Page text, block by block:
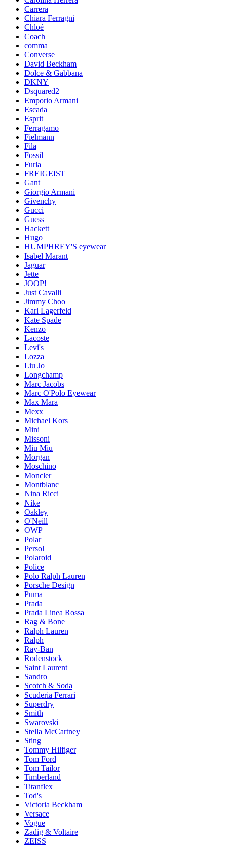
Carrera
Chiara Ferragni
Chloé
Coach
comma
Converse
David Beckham
Dolce & Gabbana
DKNY
Dsquared2
Emporio Armani
Escada
Esprit
Ferragamo
Fielmann
Fila
Fossil
Furla
FREIGEIST
Gant
Giorgio Armani
Givenchy
Gucci
Guess
Hackett
Hugo
HUMPHREY'S eyewear
Isabel Marant
Jaguar
Jette
JOOP!
Just Cavalli
Jimmy Choo
Karl Lagerfeld
Kate Spade
Kenzo
Lacoste
Levi's
Lozza
Liu Jo
Longchamp
Marc Jacobs
Marc O'Polo Eyewear
Max Mara
Mexx
Michael Kors
Mini
Missoni
Miu Miu
Morgan
Moschino
Moncler
Montblanc
Nina Ricci
Nike
Oakley
O'Neill
OWP
Polar
Persol
Polaroid
Police
Polo Ralph Lauren
Porsche Design
Puma
Prada
Prada Linea Rossa
Rag & Bone
Ralph Lauren
Ralph
Ray-Ban
Rodenstock
Saint Laurent
Sandro
Scotch & Soda
Scuderia Ferrari
Superdry
Smith
Swarovski
Stella McCartney
Sting
Tommy Hilfiger
Tom Ford
Tom Tailor
Timberland
Titanflex
Tod's
Victoria Beckham
Versace
Vogue
Zadig & Voltaire
ZEISS